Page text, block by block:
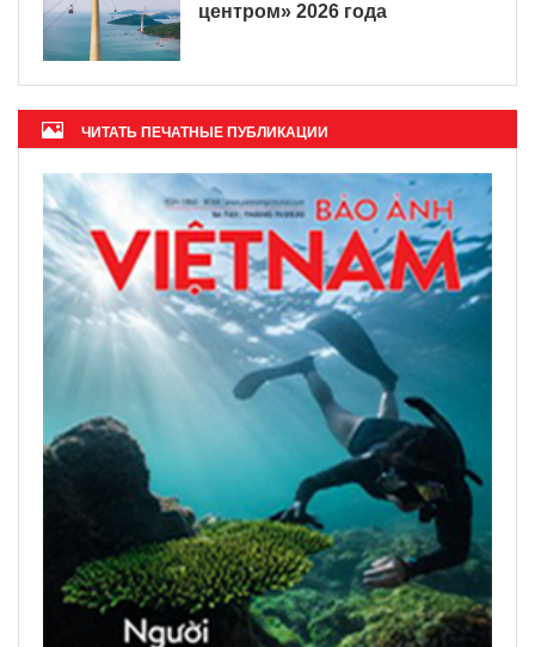
центром» 2026 года
ЧИТАТЬ ПЕЧАТНЫЕ ПУБЛИКАЦИИ